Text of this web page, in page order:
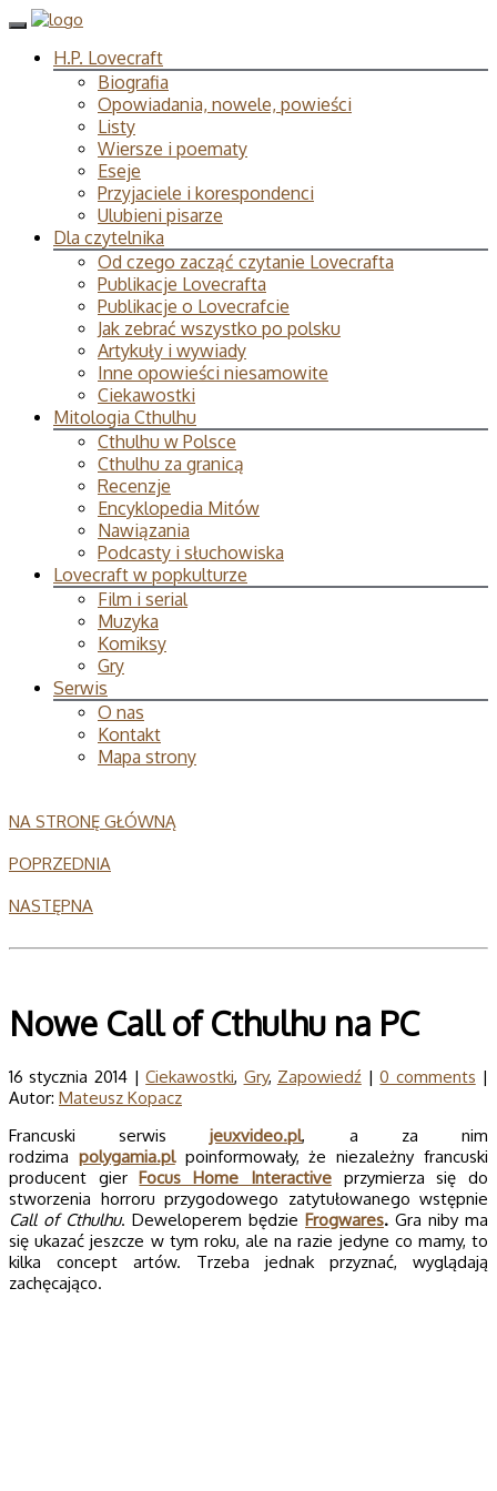
H.P. Lovecraft
Biografia
Opowiadania, nowele, powieści
Listy
Wiersze i poematy
Eseje
Przyjaciele i korespondenci
Ulubieni pisarze
Dla czytelnika
Od czego zacząć czytanie Lovecrafta
Publikacje Lovecrafta
Publikacje o Lovecrafcie
Jak zebrać wszystko po polsku
Artykuły i wywiady
Inne opowieści niesamowite
Ciekawostki
Mitologia Cthulhu
Cthulhu w Polsce
Cthulhu za granicą
Recenzje
Encyklopedia Mitów
Nawiązania
Podcasty i słuchowiska
Lovecraft w popkulturze
Film i serial
Muzyka
Komiksy
Gry
Serwis
O nas
Kontakt
Mapa strony
NA STRONĘ GŁÓWNĄ
POPRZEDNIA
NASTĘPNA
Nowe Call of Cthulhu na PC
16 stycznia 2014 |Ciekawostki, Gry, Zapowiedź|0 comments |
Autor: Mateusz Kopacz
Francuski serwisjeuxvideo.pl, a za nim
rodzima polygamia.plpoinformowały, że niezależny francuski
producent gier Focus Home Interactiveprzymierza się do
stworzenia horroru przygodowego zatytułowanego wstępnie
Call of Cthulhu. Deweloperem będzie Frogwares. Gra niby ma
się ukazać jeszcze w tym roku, ale na razie jedyne co mamy, to
kilka concept artów. Trzeba jednak przyznać, wyglądają
zachęcająco.